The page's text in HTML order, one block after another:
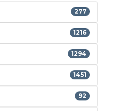
277
1216
1294
1451
92